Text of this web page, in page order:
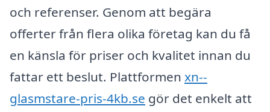
och referenser. Genom att begära
offerter från flera olika företag kan du få
en känsla för priser och kvalitet innan du
fattar ett beslut. Plattformen xn--
glasmstare-pris-4kb.se gör det enkelt att